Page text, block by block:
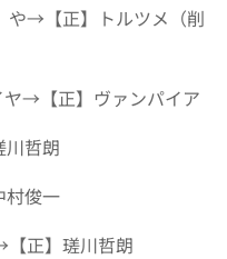
や→【正】トルツメ（削
ヤ→【正】ヴァンパイア
川哲朗
村俊一
【正】瑳川哲朗